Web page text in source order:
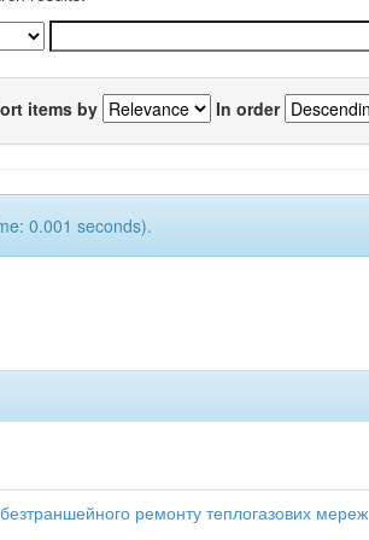
items by In order
0.001 seconds).
безтраншейного ремонту теплогазових мереж